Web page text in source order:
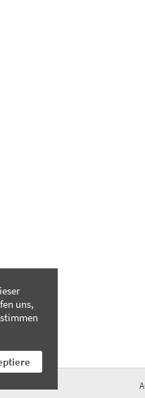
uns,